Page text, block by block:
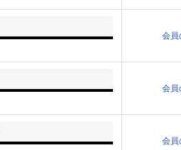
会員
会員
会員